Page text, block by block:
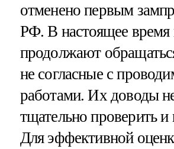
отменено первым
РФ. В настоящее
продолжают
не согласные с
работами. Их доводы
тщательно проверить и
Для эффективной